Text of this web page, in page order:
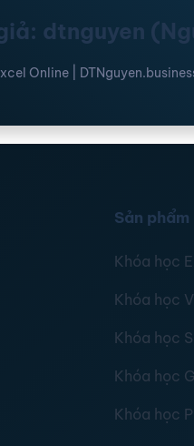
dtnguyen
Online |
Sản phẩm
Khóa học
Khóa học
Khóa học
Khóa học
Khóa học